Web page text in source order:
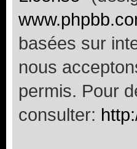
basées sur
nous
permis. Pour
consulter: